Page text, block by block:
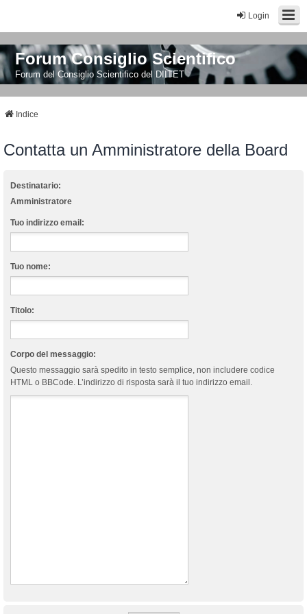
Login
Forum Consiglio Scientifico
Forum del Consiglio Scientifico del DIITET
Indice
Contatta un Amministratore della Board
Destinatario:
Amministratore
Tuo indirizzo email:
Tuo nome:
Titolo:
Corpo del messaggio:
Questo messaggio sarà spedito in testo semplice, non includere codice
HTML o BBCode. L’indirizzo di risposta sarà il tuo indirizzo email.